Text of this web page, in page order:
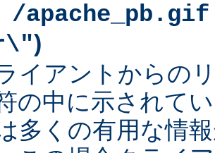
/
)
イアントからの
の中に示されて
多くの有用な情